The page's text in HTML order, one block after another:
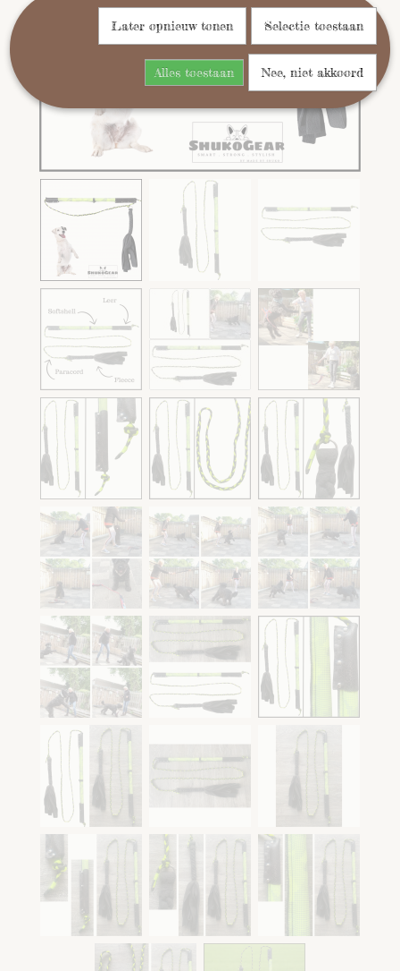
Later opnieuw tonen Selectie toestaan
Alles toestaan Nee, niet akkoord